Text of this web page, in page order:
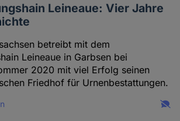
Leineaue: Vier Jahre
betreibt mit dem
Leineaue in Garbsen bei
2020 mit viel Erfolg seinen
Friedhof für Urnenbestattungen.